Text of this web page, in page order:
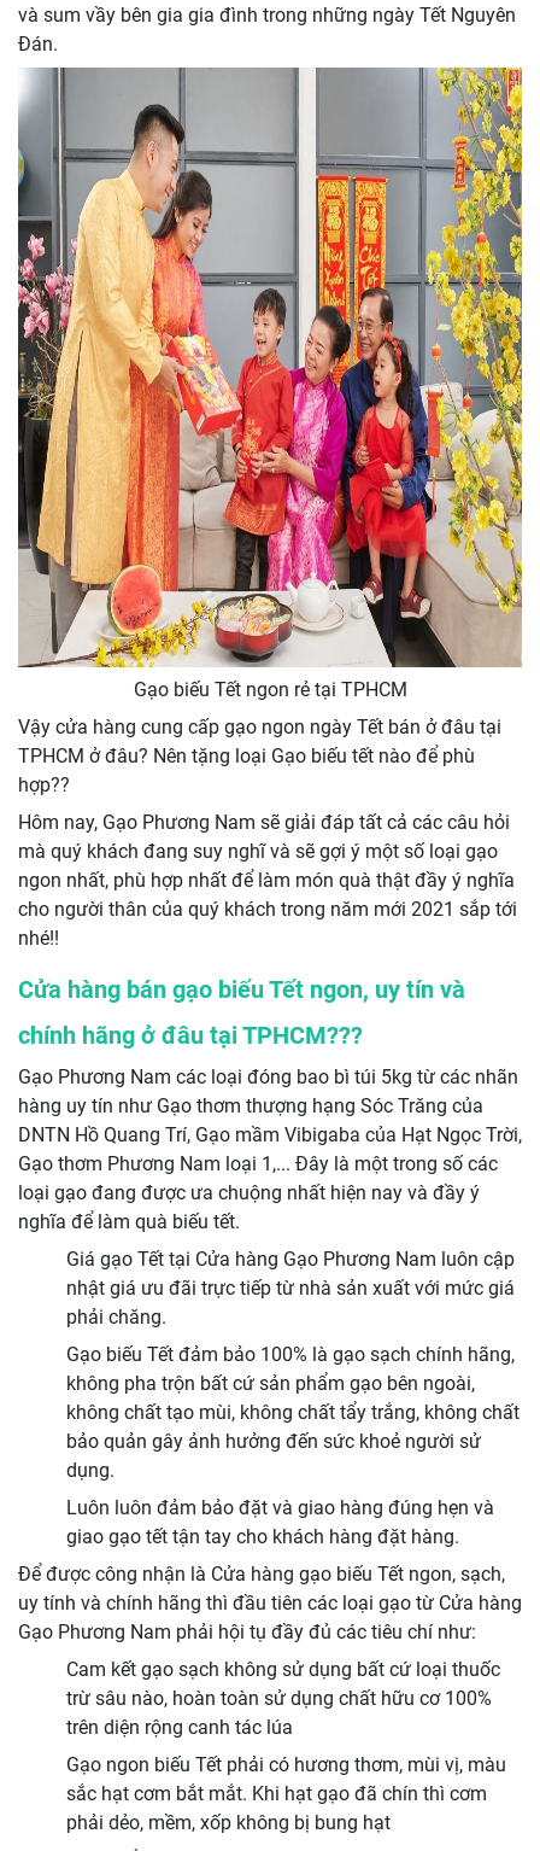
và sum vầy bên gia gia đình trong những ngày Tết Nguyên
Đán.
Gạo biếu Tết ngon rẻ tại TPHCM
Vậy cửa hàng cung cấp gạo ngon ngày Tết bán ở đâu tại
TPHCM ở đâu? Nên tặng loại Gạo biếu tết nào để phù
hợp??
Hôm nay, Gạo Phương Nam sẽ giải đáp tất cả các câu hỏi
mà quý khách đang suy nghĩ và sẽ gợi ý một số loại gạo
ngon nhất, phù hợp nhất để làm món quà thật đầy ý nghĩa
cho người thân của quý khách trong năm mới 2021 sắp tới
nhé!!
Cửa hàng bán gạo biếu Tết ngon, uy tín và
chính hãng ở đâu tại TPHCM???
Gạo Phương Nam các loại đóng bao bì túi 5kg từ các nhãn
hàng uy tín như Gạo thơm thượng hạng Sóc Trăng của
DNTN Hồ Quang Trí, Gạo mầm Vibigaba của Hạt Ngọc Trời,
Gạo thơm Phương Nam loại 1,... Đây là một trong số các
loại gạo đang được ưa chuộng nhất hiện nay và đầy ý
nghĩa để làm quà biếu tết.
Giá gạo Tết tại Cửa hàng Gạo Phương Nam luôn cập
nhật giá ưu đãi trực tiếp từ nhà sản xuất với mức giá
phải chăng.
Gạo biếu Tết đảm bảo 100% là gạo sạch chính hãng,
không pha trộn bất cứ sản phẩm gạo bên ngoài,
không chất tạo mùi, không chất tẩy trắng, không chất
bảo quản gây ảnh hưởng đến sức khoẻ người sử
dụng.
Luôn luôn đảm bảo đặt và giao hàng đúng hẹn và
giao gạo tết tận tay cho khách hàng đặt hàng.
Để được công nhận là Cửa hàng gạo biếu Tết ngon, sạch,
uy tính và chính hãng thì đầu tiên các loại gạo từ Cửa hàng
Gạo Phương Nam phải hội tụ đầy đủ các tiêu chí như:
Cam kết gạo sạch không sử dụng bất cứ loại thuốc
trừ sâu nào, hoàn toàn sử dụng chất hữu cơ 100%
trên diện rộng canh tác lúa
Gạo ngon biếu Tết phải có hương thơm, mùi vị, màu
sắc hạt cơm bắt mắt. Khi hạt gạo đã chín thì cơm
phải dẻo, mềm, xốp không bị bung hạt